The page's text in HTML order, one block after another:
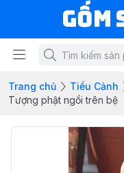
Gốm
Trang chủ Tiểu Cảnh
Tượng phật ngồi trên bệ